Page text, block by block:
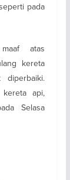
pada
atas
kereta
api,
Selasa